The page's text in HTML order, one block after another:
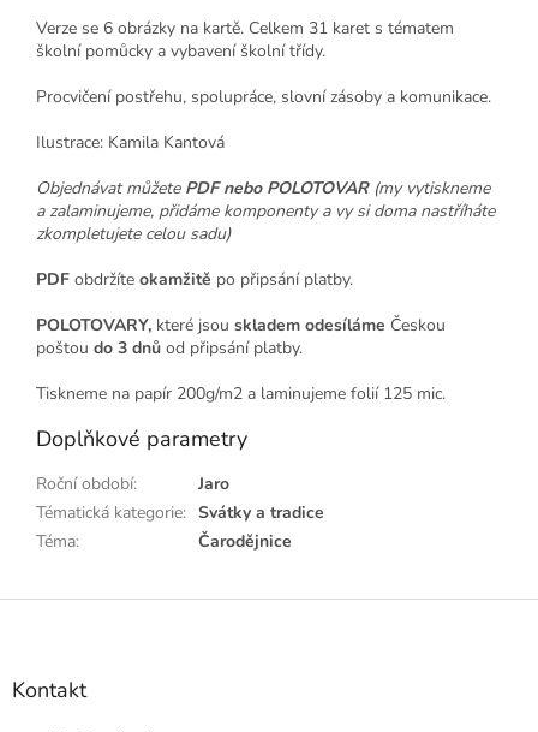
Verze se 6 obrázky na kartě. Celkem 31 karet s tématem
školní pomůcky a vybavení školní třídy.
Procvičení postřehu, spolupráce, slovní zásoby a komunikace.
Ilustrace: Kamila Kantová
Objednávat můžete PDF nebo POLOTOVAR (my vytiskneme
a zalaminujeme, přidáme komponenty a vy si doma nastříháte
zkompletujete celou sadu)
PDF obdržíte okamžitě po připsání platby.
POLOTOVARY, které jsou skladem odesíláme Českou
poštou do 3 dnů od připsání platby.
Tiskneme na papír 200g/m2 a laminujeme folií 125 mic.
Doplňkové parametry
Roční období:
Jaro
Tématická kategorie: Svátky a tradice
Téma: Čarodějnice
Z
Kontakt